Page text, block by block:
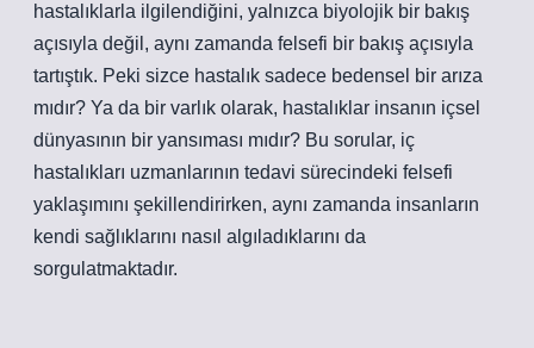
hastalıklarla ilgilendiğini, yalnızca biyolojik bir bakış
açısıyla değil, aynı zamanda felsefi bir bakış açısıyla
tartıştık. Peki sizce hastalık sadece bedensel bir arıza
mıdır? Ya da bir varlık olarak, hastalıklar insanın içsel
dünyasının bir yansıması mıdır? Bu sorular, iç
hastalıkları uzmanlarının tedavi sürecindeki felsefi
yaklaşımını şekillendirirken, aynı zamanda insanların
kendi sağlıklarını nasıl algıladıklarını da
sorgulatmaktadır.